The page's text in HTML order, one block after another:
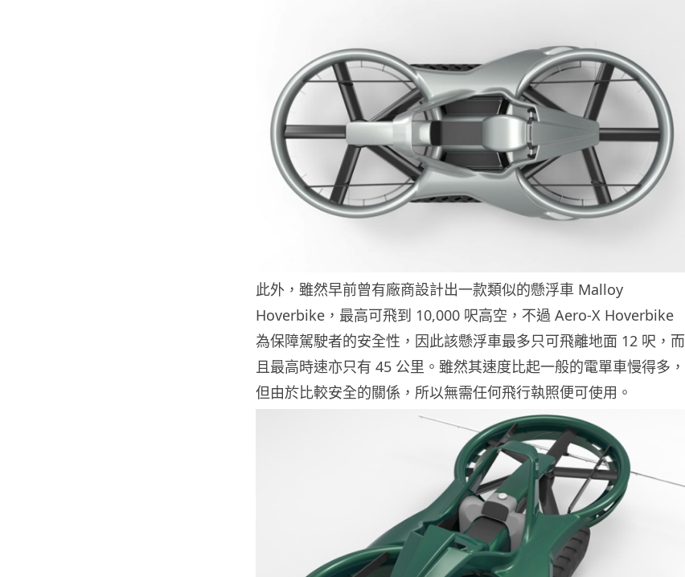
此外，雖然早前曾有廠商設計出一款類似的懸浮車 Malloy
Hoverbike，最高可飛到 10,000 呎高空，不過 Aero-X Hoverbike
為保障駕駛者的安全性，因此該懸浮車最多只可飛離地面 12 呎，而
且最高時速亦只有 45 公里。雖然其速度比起一般的電單車慢得多，
但由於比較安全的關係，所以無需任何飛行執照便可使用。